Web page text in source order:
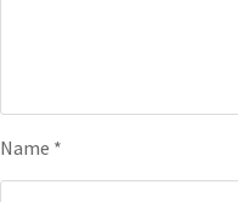
Name *